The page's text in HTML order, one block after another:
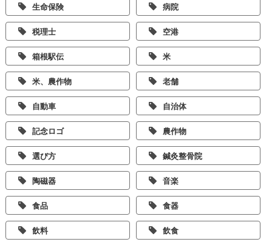
生命保険 病院
税理士 空港
箱根駅伝 米
米、農作物 老舗
自動車 自治体
記念ロゴ 農作物
選び方 鍼灸整骨院
陶磁器 音楽
食品 食器
飲料 飲食